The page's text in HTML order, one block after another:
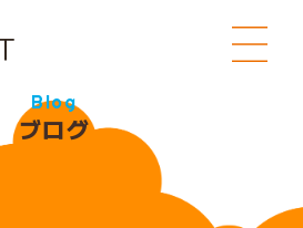
Blog
ブログ